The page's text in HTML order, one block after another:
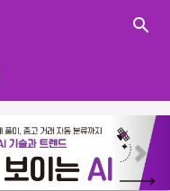
close
search
e
x